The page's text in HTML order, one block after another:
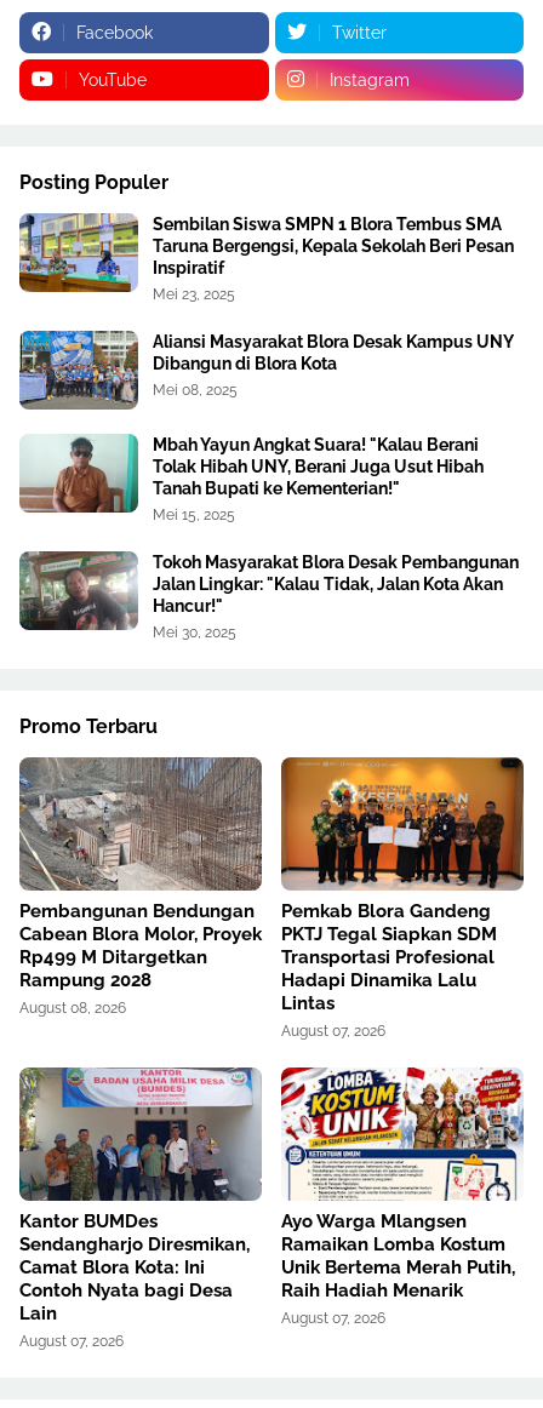
Facebook Twitter
YouTube Instagram
Posting Populer
Sembilan Siswa SMPN 1 Blora Tembus SMA
Taruna Bergengsi, Kepala Sekolah Beri Pesan
Inspiratif
Mei 23, 2025
Aliansi Masyarakat Blora Desak Kampus UNY
Dibangun di Blora Kota
Mei 08, 2025
Mbah Yayun Angkat Suara! "Kalau Berani
Tolak Hibah UNY, Berani Juga Usut Hibah
Tanah Bupati ke Kementerian!"
Mei 15, 2025
Tokoh Masyarakat Blora Desak Pembangunan
Jalan Lingkar: "Kalau Tidak, Jalan Kota Akan
Hancur!"
Mei 30, 2025
Promo Terbaru
Pembangunan Bendungan
Cabean Blora Molor, Proyek
Rp499 M Ditargetkan
Rampung 2028
August 08, 2026
Pemkab Blora Gandeng
PKTJ Tegal Siapkan SDM
Transportasi Profesional
Hadapi Dinamika Lalu
Lintas
August 07, 2026
Kantor BUMDes
Sendangharjo Diresmikan,
Camat Blora Kota: Ini
Contoh Nyata bagi Desa
Lain
August 07, 2026
Ayo Warga Mlangsen
Ramaikan Lomba Kostum
Unik Bertema Merah Putih,
Raih Hadiah Menarik
August 07, 2026